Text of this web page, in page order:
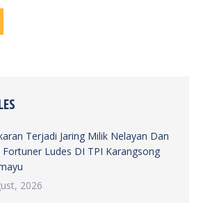
Terjadi Jaring Milik Nelayan Dan
Ludes DI TPI Karangsong
2026